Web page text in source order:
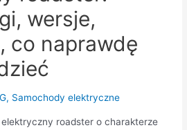
wersje,
co naprawdę
, Samochody elektryczne
elektryczny roadster o charakterze